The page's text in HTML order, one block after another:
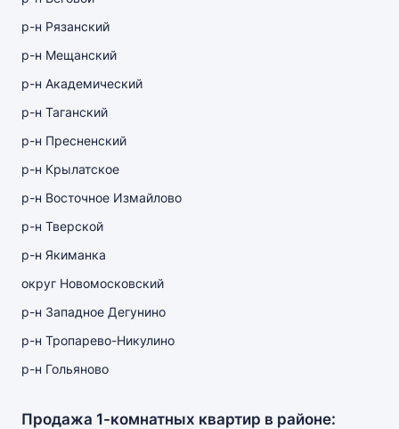
р-н Рязанский
р-н Мещанский
р-н Академический
р-н Таганский
р-н Пресненский
р-н Крылатское
р-н Восточное Измайлово
р-н Тверской
р-н Якиманка
округ Новомосковский
р-н Западное Дегунино
р-н Тропарево-Никулино
р-н Гольяново
Продажа 1-комнатных квартир в районе: